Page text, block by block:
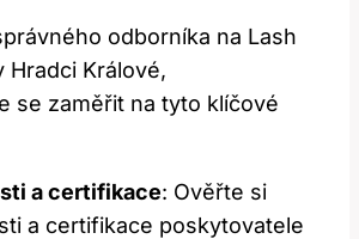
odborníka na Lash
Hradci Králové,
se zaměřit na tyto klíčové
a certifikace: Ověřte si
a certifikace poskytovatele